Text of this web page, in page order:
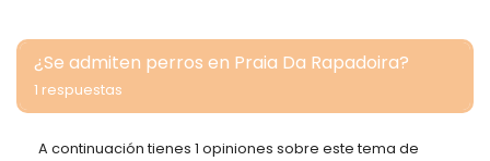
¿Se admiten perros en Praia Da Rapadoira?
1 respuestas
A continuación tienes 1 opiniones sobre este tema de